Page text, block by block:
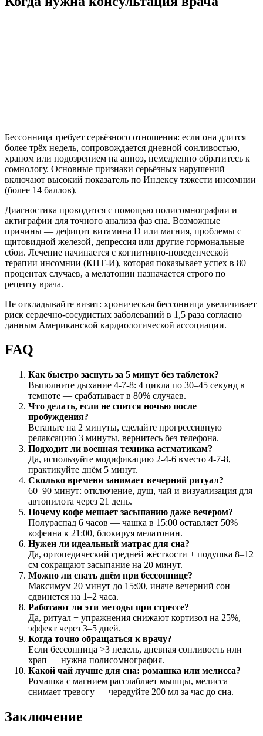
Бессонница требует серьёзного отношения: если она длится
более трёх недель, сопровождается дневной сонливостью,
храпом или подозрением на апноэ, немедленно обратитесь к
сомнологу. Основные признаки серьёзных нарушений
включают высокий показатель по Индексу тяжести инсомнии
(более 14 баллов).
Диагностика проводится с помощью полисомнографии и
актиграфии для точного анализа фаз сна. Возможные
причины — дефицит витамина D или магния, проблемы с
щитовидной железой, депрессия или другие гормональные
сбои. Лечение начинается с когнитивно-поведенческой
терапии инсомнии (КПТ-И), которая показывает успех в 80
процентах случаев, а мелатонин назначается строго по
рецепту врача.
Не откладывайте визит: хроническая бессонница увеличивает
риск сердечно-сосудистых заболеваний в 1,5 раза согласно
данным Американской кардиологической ассоциации.
FAQ
Как быстро заснуть за 5 минут без таблеток?
Выполните дыхание 4-7-8: 4 цикла по 30–45 секунд в
темноте — срабатывает в 80% случаев.
Что делать, если не спится ночью после
пробуждения?
Встаньте на 2 минуты, сделайте прогрессивную
релаксацию 3 минуты, вернитесь без телефона.
Подходит ли военная техника астматикам?
Да, используйте модификацию 2-4-6 вместо 4-7-8,
практикуйте днём 5 минут.
Сколько времени занимает вечерний ритуал?
60–90 минут: отключение, душ, чай и визуализация для
автопилота через 21 день.
Почему кофе мешает засыпанию даже вечером?
Полураспад 6 часов — чашка в 15:00 оставляет 50%
кофеина к 21:00, блокируя мелатонин.
Нужен ли идеальный матрас для сна?
Да, ортопедический средней жёсткости + подушка 8–12
см сокращают засыпание на 20 минут.
Можно ли спать днём при бессоннице?
Максимум 20 минут до 15:00, иначе вечерний сон
сдвинется на 1–2 часа.
Работают ли эти методы при стрессе?
Да, ритуал + упражнения снижают кортизол на 25%,
эффект через 3–5 дней.
Когда точно обращаться к врачу?
Если бессонница >3 недель, дневная сонливость или
храп — нужна полисомнография.
Какой чай лучше для сна: ромашка или мелисса?
Ромашка с магнием расслабляет мышцы, мелисса
снимает тревогу — чередуйте 200 мл за час до сна.
Заключение